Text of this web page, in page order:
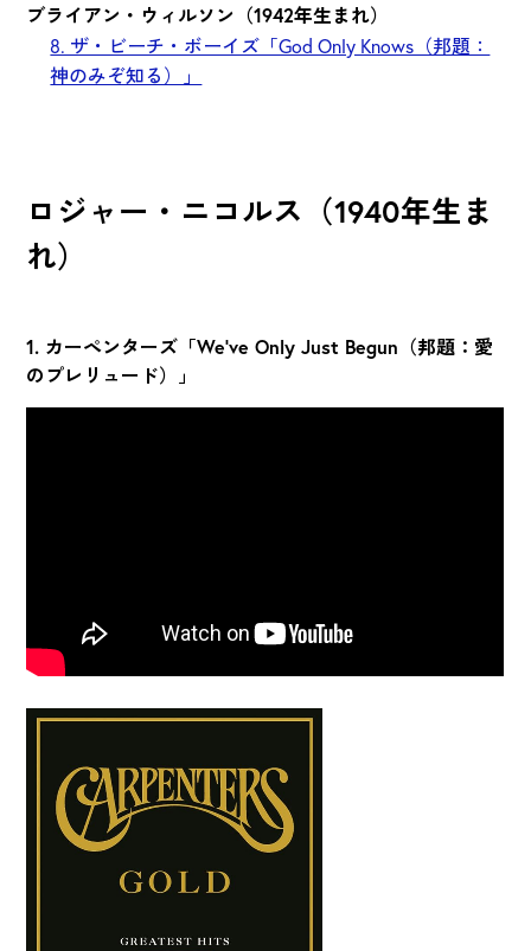
ブライアン・ウィルソン（1942年生まれ）
8. ザ・ビーチ・ボーイズ「God Only Knows（邦題：
神のみぞ知る）」
ロジャー・ニコルス（1940年生ま
れ）
1. カーペンターズ「We've Only Just Begun（邦題：愛
のプレリュード）」